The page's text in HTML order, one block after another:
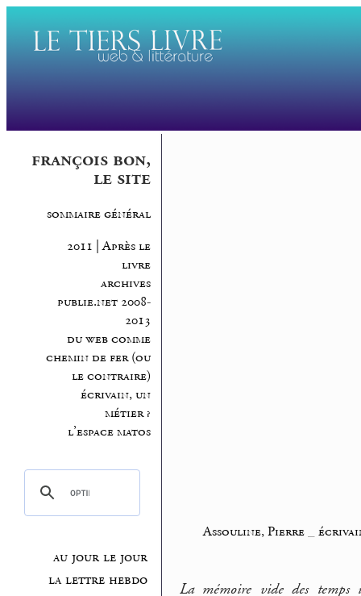
françois bon,
le site
sommaire général
2011 | Après le
livre
archives
publie.net 2008-
2013
du web comme
chemin de fer (ou
le contraire)
écrivain, un
métier ?
l’espace matos
au jour le jour
la lettre hebdo
Assouline, Pierre
La mémoire vide des temps